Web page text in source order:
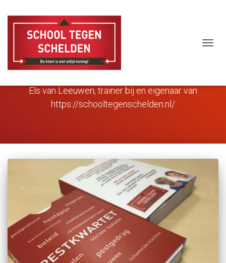
Els van Leeuwen
Els van Leeuwen, trainer bij en eigenaar van
https://schooltegenschelden.nl/